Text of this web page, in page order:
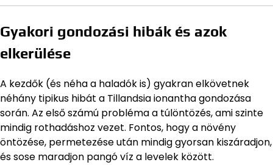
Gyakori gondozási hibák és azok
elkerülése
A kezdők (és néha a haladók is) gyakran elkövetnek
néhány tipikus hibát a Tillandsia ionantha gondozása
során. Az első számú probléma a túlöntözés, ami szinte
mindig rothadáshoz vezet. Fontos, hogy a növény
öntözése, permetezése után mindig gyorsan kiszáradjon,
és sose maradjon pangó víz a levelek között.